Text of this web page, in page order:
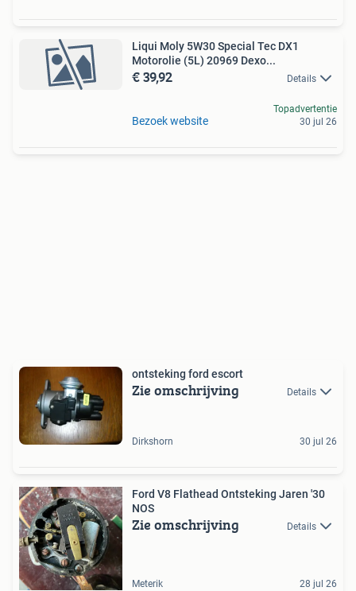
Liqui Moly 5W30 Special Tec DX1
Motorolie (5L) 20969 Dexo...
€ 39,92 Details
Bezoek website
Topadvertentie
30 jul 26
ontsteking ford escort
Zie omschrijving Details
Dirkshorn 30 jul 26
Ford V8 Flathead Ontsteking Jaren '30
NOS
Zie omschrijving Details
Meterik 28 jul 26